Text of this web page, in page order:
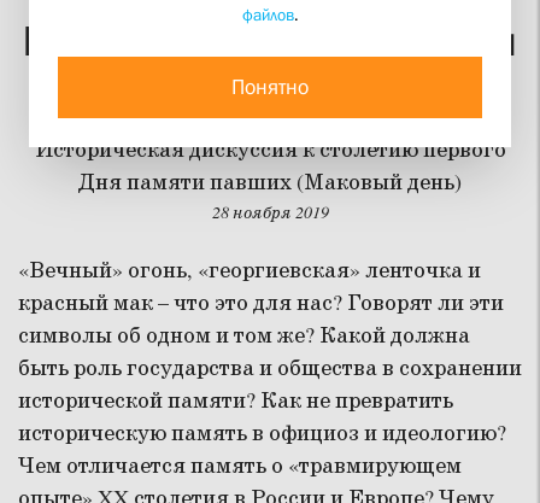
Россия и Европа: формы
исторической памяти
Историческая дискуссия к столетию первого
Дня памяти павших (Маковый день)
28 ноября 2019
«Вечный» огонь, «георгиевская» ленточка и
красный мак – что это для нас? Говорят ли эти
символы об одном и том же? Какой должна
быть роль государства и общества в сохранении
исторической памяти? Как не превратить
историческую память в официоз и идеологию?
Чем отличается память о «травмирующем
файлов.
Понятно